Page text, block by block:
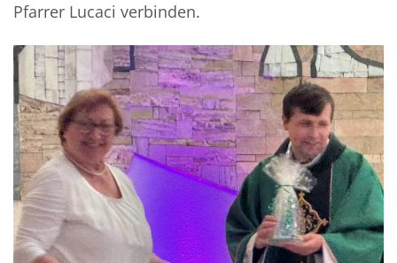
Pfarrer Lucaci verbinden.